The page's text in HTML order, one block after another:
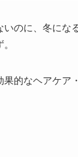
のに、冬にな
的なヘアケア